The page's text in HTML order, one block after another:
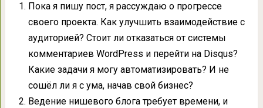
Пока я пишу пост, я рассуждаю о прогрессе
своего проекта. Как улучшить взаимодействие с
аудиторией? Стоит ли отказаться от системы
комментариев WordPress и перейти на Disqus?
Какие задачи я могу автоматизировать? И не
сошёл ли я с ума, начав свой бизнес?
Ведение нишевого блога требует времени, и